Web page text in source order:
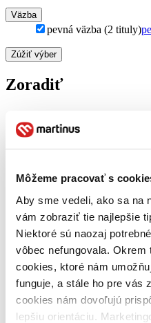
Môžeme pracovať s
Aby sme vedeli, ako sa na
vám zobraziť tie najlepšie
Niektoré sú naozaj
vôbec nefungovala.
cookies, ktoré nám
funguje, a stále ho pre vás
cookies nám dovoľujú
lepšiu orientáciu.
Väzba
pevná väzba (2 tituly)
Zúžiť výber
Zoradiť
Bestsellery
Novinky
Najdrahšie
Najlacnejšie
Najvyššia zľava
Použité filtre
Zrušiť filtre
Autor Jay SinhaS pevnou